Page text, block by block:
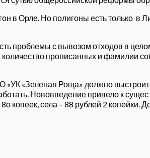
в Орле. Но полигоны есть только в
с вывозом отходов в
прописанных и фамилии
«Зеленая Роща» должно
Нововведение привело к
копеек, села – 88 рублей 2 копейки.